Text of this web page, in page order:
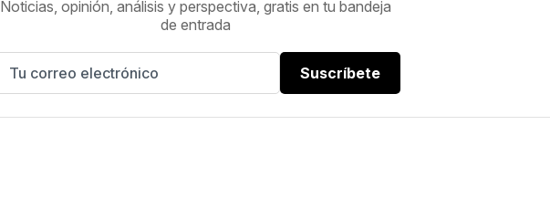
Noticias, opinión, análisis y perspectiva, gratis en tu bandeja
de entrada
Suscríbete